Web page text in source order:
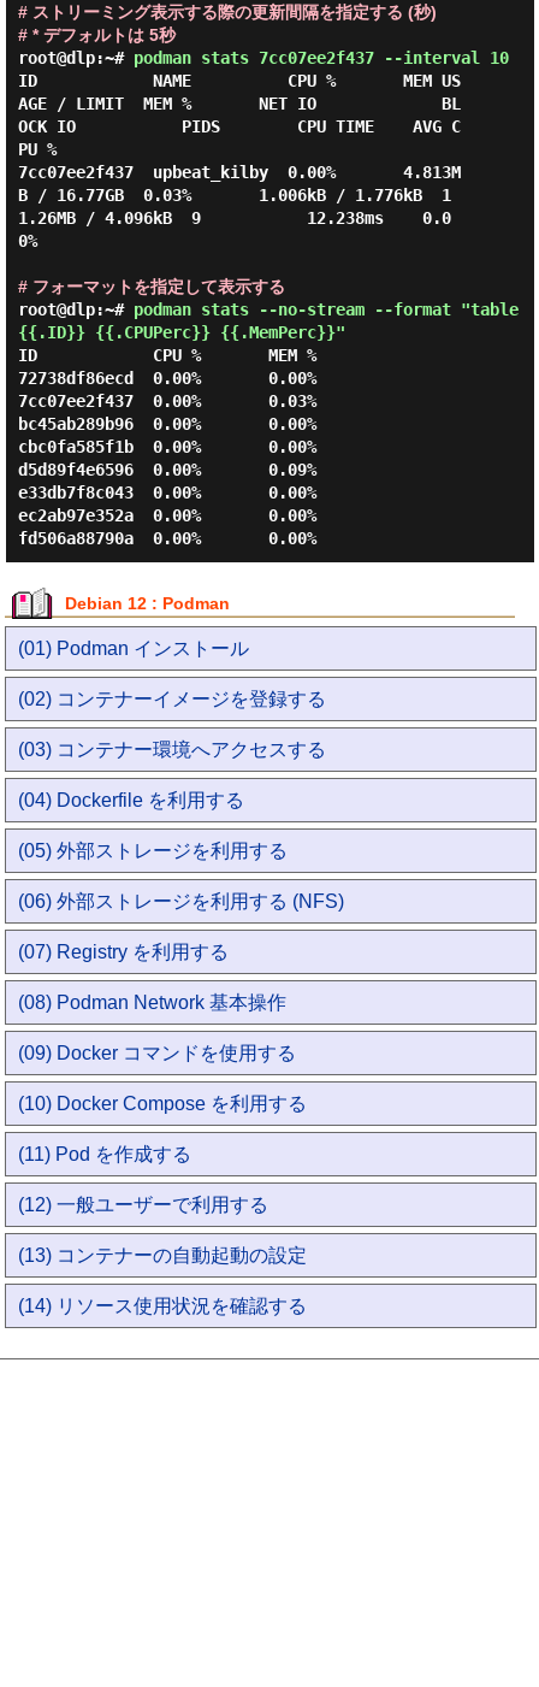
# ストリーミング表示する際の更新間隔を指定する (秒)
# * デフォルトは 5秒
root@dlp:~# podman stats 7cc07ee2f437 --interval 10
ID            NAME          CPU %       MEM US
AGE / LIMIT  MEM %       NET IO             BL
OCK IO           PIDS        CPU TIME    AVG C
PU %
7cc07ee2f437  upbeat_kilby  0.00%       4.813M
B / 16.77GB  0.03%       1.006kB / 1.776kB  1
1.26MB / 4.096kB  9           12.238ms    0.0
0%
# フォーマットを指定して表示する
root@dlp:~# podman stats --no-stream --format "table
{{.ID}} {{.CPUPerc}} {{.MemPerc}}"
ID            CPU %       MEM %
72738df86ecd  0.00%       0.00%
7cc07ee2f437  0.00%       0.03%
bc45ab289b96  0.00%       0.00%
cbc0fa585f1b  0.00%       0.00%
d5d89f4e6596  0.00%       0.09%
e33db7f8c043  0.00%       0.00%
ec2ab97e352a  0.00%       0.00%
fd506a88790a  0.00%       0.00%
Debian 12 : Podman
(01) Podman インストール
(02) コンテナーイメージを登録する
(03) コンテナー環境へアクセスする
(04) Dockerfile を利用する
(05) 外部ストレージを利用する
(06) 外部ストレージを利用する (NFS)
(07) Registry を利用する
(08) Podman Network 基本操作
(09) Docker コマンドを使用する
(10) Docker Compose を利用する
(11) Pod を作成する
(12) 一般ユーザーで利用する
(13) コンテナーの自動起動の設定
(14) リソース使用状況を確認する